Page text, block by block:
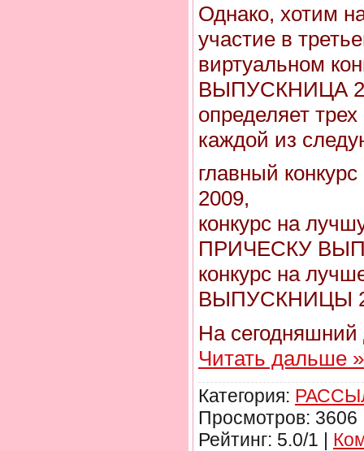
Однако, хотим
участие в
виртуальном
ВЫПУСКНИЦА
определяет
каждой из
главный
2009,
конкурс на
ПРИЧЕСКУ
конкурс на
ВЫПУСКНИЦЫ
На
Читать дальше »
Категория:
Просмотров:
Рейтинг: 5.0/1 |